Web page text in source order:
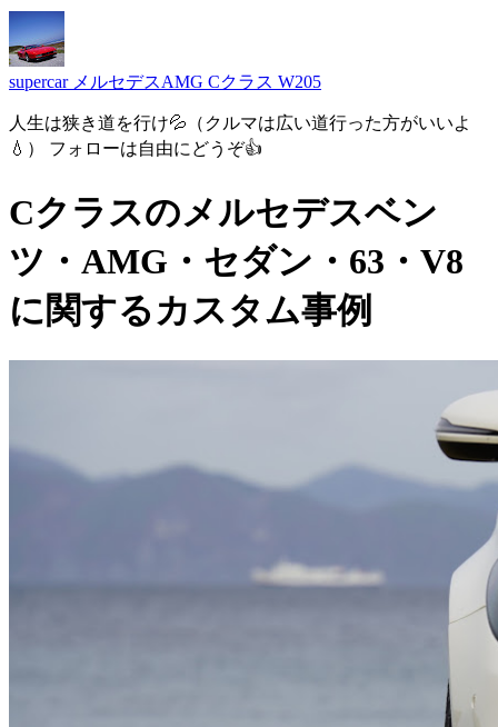
supercar メルセデスAMG Cクラス W205
人生は狭き道を行け💦（クルマは広い道行った方がいいよ
💧） フォローは自由にどうぞ👍
Cクラスのメルセデスベン
ツ・AMG・セダン・63・V8
に関するカスタム事例